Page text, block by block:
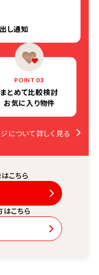
し通知
POINT 03
まとめて比較検討
お気に入り物件
について詳しく見る
こちら
こちら